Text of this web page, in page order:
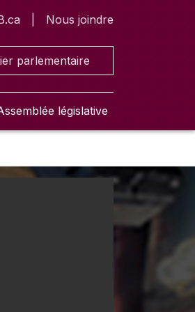
Nous joindre
parlementaire
législative